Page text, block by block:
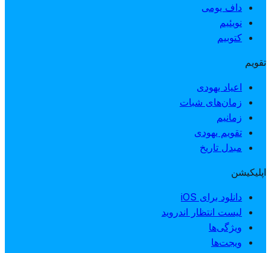
داف یومی
نویئیم
کتوبیم
تقویم
اعیاد یهودی
زمان‌های شبات
زمانیم
تقویم یهودی
مبدل تاریخ
اپلیکیشن
دانلود برای iOS
لیست انتظار اندروید
ویژگی‌ها
ویجت‌ها